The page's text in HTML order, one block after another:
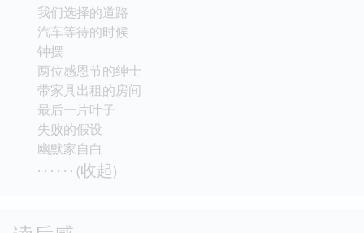
我们选择的道路
汽车等待的时候
钟摆
两位感恩节的绅士
带家具出租的房间
最后一片叶子
失败的假设
幽默家自白
· · · · · · (收起)